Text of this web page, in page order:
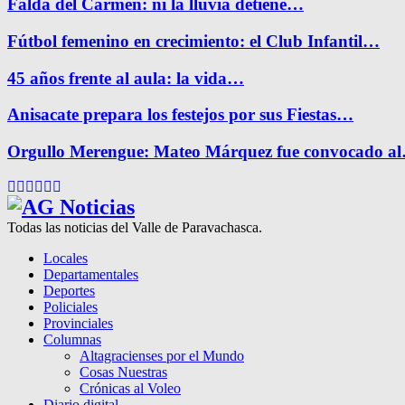
Falda del Carmen: ni la lluvia detiene…
Fútbol femenino en crecimiento: el Club Infantil…
45 años frente al aula: la vida…
Anisacate prepara los festejos por sus Fiestas…
Orgullo Merengue: Mateo Márquez fue convocado
Facebook
Twitter
Instagram
Pinterest
Google
Todas las noticias del Valle de Paravachasca.
Locales
Departamentales
Deportes
Policiales
Provinciales
Columnas
Altagracienses por el Mundo
Cosas Nuestras
Crónicas al Voleo